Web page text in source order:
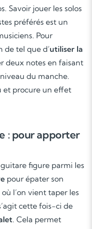
Savoir jouer les solos
préférés est un
Pour
de tel que d’utiliser la
deux notes en faisant
du manche.
et procure un effet
: pour apporter
figure parmi les
pour épater son
l’on vient taper les
cette fois-ci de
. Cela permet